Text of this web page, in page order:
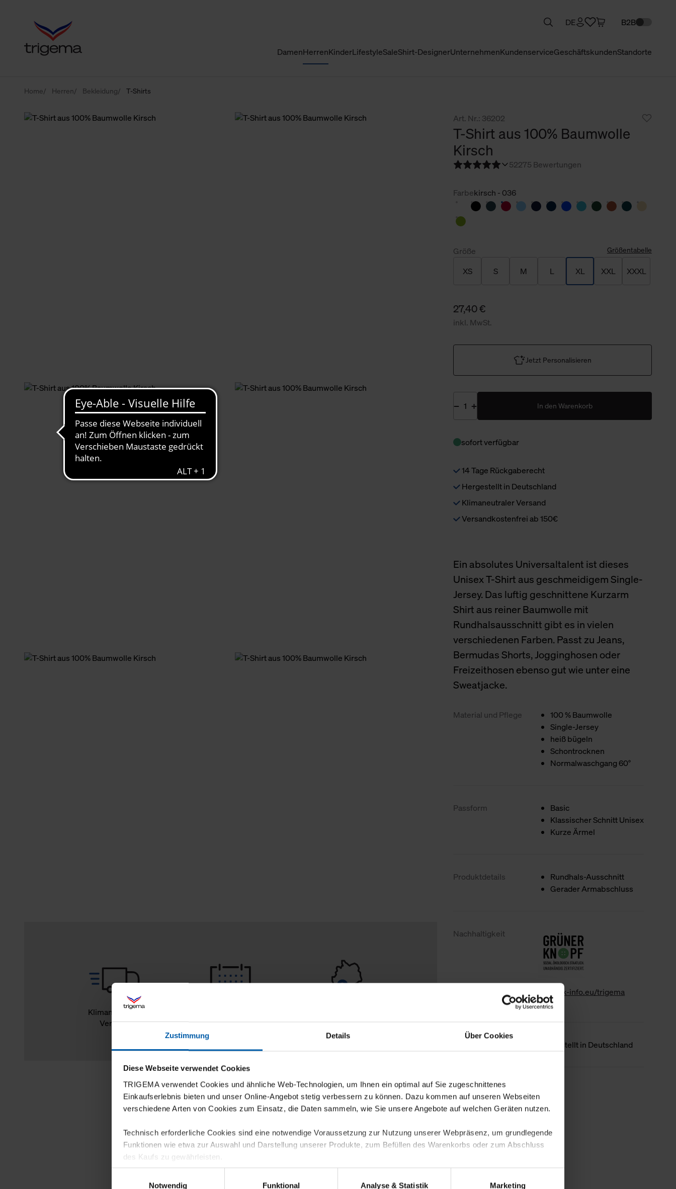
Zustimmung Details Über Cookies
Diese Webseite verwendet Cookies
TRIGEMA verwendet Cookies und ähnliche Web-Technologien, um Ihnen ein optimal auf Sie zugeschnittenes
Einkaufserlebnis bieten und unser Online-Angebot stetig verbessern zu können. Dazu kommen auf unseren Webseiten
verschiedene Arten von Cookies zum Einsatz, die Daten sammeln, wie Sie unsere Angebote auf welchen Geräten nutzen.
Technisch erforderliche Cookies sind eine notwendige Voraussetzung zur Nutzung unserer Webpräsenz, um grundlegende
Funktionen wie etwa zur Auswahl und Darstellung unserer Produkte, zum Befüllen des Warenkorbs oder zum Abschluss
des Kaufs zu gewährleisten.
Für die Darstellung personalisierter Angebote, Anzeigen und Inhalte aufgrund Ihres Nutzerverhaltens und Ihres Profils
Notwendig
Funktional Analyse & Statistik Marketing
DamenHerrenKinderLifestyleSaleShirt-DesignerUnternehmenKundenserviceGeschäftskundenStandorte
DE B2B
Home Herren Bekleidung T-Shirts
Klimaneutraler
Versand
Rückgaberecht
Burladingen
Art. Nr.: 36202
T-Shirt aus 100% Baumwolle
Kirsch
52275 Bewertungen
Farbekirsch - 036
Größe Größentabelle
XS S M L XL XXL XXXL
27,40 €
inkl. MwSt.
Jetzt Personalisieren
In den Warenkorb
sofort verfügbar
14 Tage Rückgaberecht
Hergestellt in Deutschland
Klimaneutraler Versand
Versandkostenfrei ab 150€
Ein absolutes Universaltalent ist dieses
Unisex T-Shirt aus geschmeidigem Single-
Jersey. Das luftig geschnittene Kurzarm
Shirt aus reiner Baumwolle mit
Rundhalsausschnitt gibt es in vielen
verschiedenen Farben. Passt zu Jeans,
Bermudas Shorts, Jogginghosen oder
Freizeithosen ebenso gut wie unter eine
Sweatjacke.
Material und Pflege
100 % Baumwolle
Single-Jersey
heiß bügeln
Schontrocknen
Normalwaschgang 60°
Passform
Basic
Klassischer Schnitt Unisex
Kurze Ärmel
Produktdetails
Rundhals-Ausschnitt
Gerader Armabschluss
Nachhaltigkeit
www.gk-info.eu/trigema
Hergestellt in Deutschland
Weniger Details